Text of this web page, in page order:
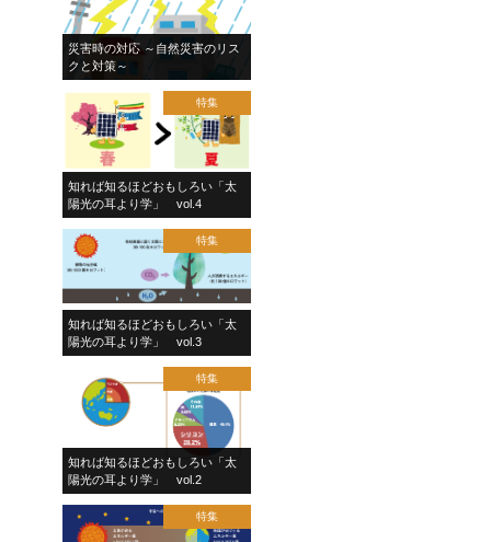
災害時の対応 ～自然災害のリス
クと対策～
特集
知れば知るほどおもしろい「太
陽光の耳より学」 vol.4
特集
知れば知るほどおもしろい「太
陽光の耳より学」 vol.3
特集
知れば知るほどおもしろい「太
陽光の耳より学」 vol.2
特集